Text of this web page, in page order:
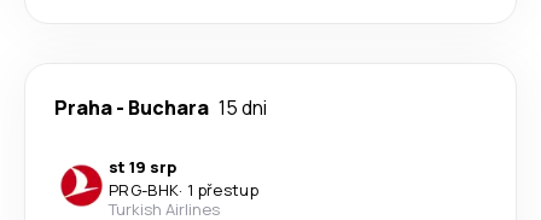
Praha- Buchara 15 dni
st 19 srp
PRG-BHK· 1 přestup
Turkish Airlines